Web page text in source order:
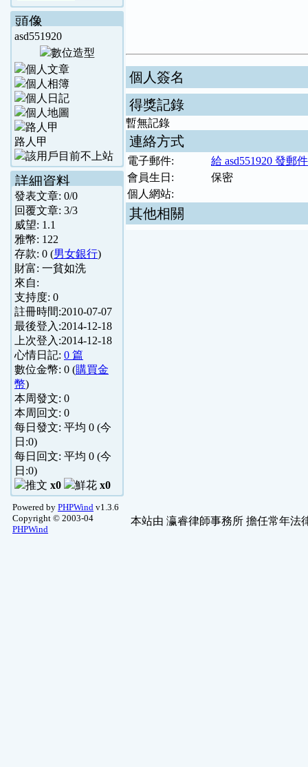
頭像
asd551920
路人甲
詳細資料
發表文章: 0/0
回覆文章: 3/3
威望: 1.1
雅幣: 122
存款: 0 (男女銀行)
財富: 一貧如洗
來自:
支持度: 0
註冊時間:2010-07-07
最後登入:2014-12-18
上次登入:2014-12-18
心情日記: 0 篇
數位金幣: 0 (購買金
幣)
本周發文: 0
本周回文: 0
每日發文: 平均 0 (今
日:0)
每日回文: 平均 0 (今
日:0)
x0
x0
個人簽名
得獎記錄
暫無記錄
連絡方式
電子郵件:
給 asd551920 發郵件
會員生日:
保密
個人網站:
其他相關
Powered by PHPWind v1.3.6
Copyright © 2003-04
PHPWind
本站由 瀛睿律師事務所 擔任常年法